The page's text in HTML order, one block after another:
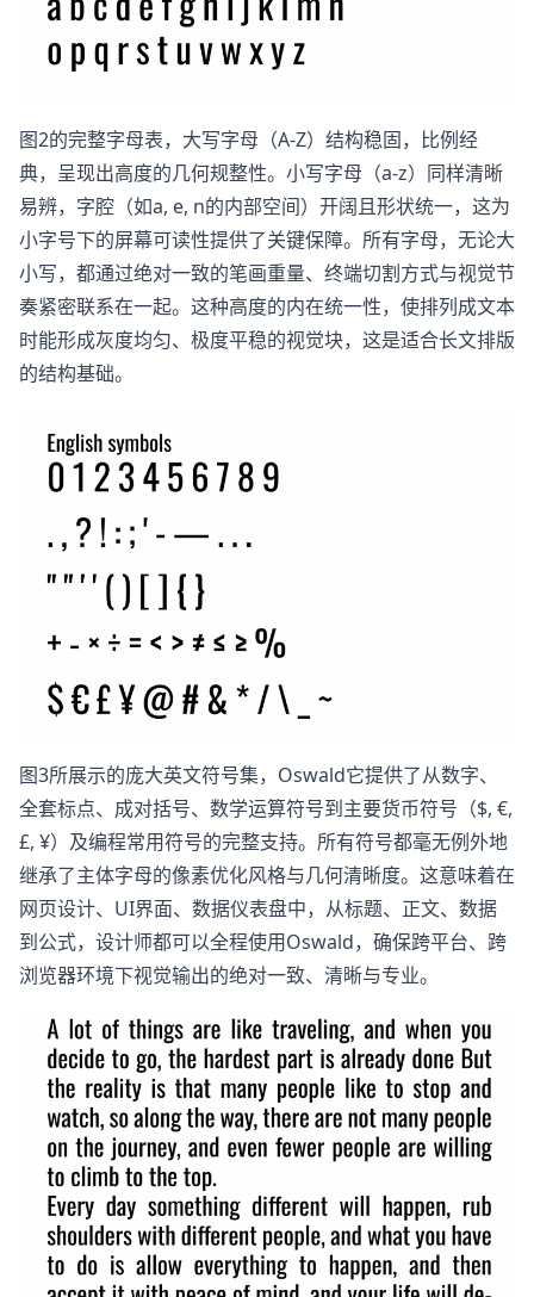
图2的完整字母表，大写字母（A-Z）结构稳固，比例经
典，呈现出高度的几何规整性。小写字母（a-z）同样清晰
易辨，字腔（如a, e, n的内部空间）开阔且形状统一，这为
小字号下的屏幕可读性提供了关键保障。所有字母，无论大
小写，都通过绝对一致的笔画重量、终端切割方式与视觉节
奏紧密联系在一起。这种高度的内在统一性，使排列成文本
时能形成灰度均匀、极度平稳的视觉块，这是适合长文排版
的结构基础。
图3所展示的庞大英文符号集，Oswald它提供了从数字、
全套标点、成对括号、数学运算符号到主要货币符号（$, €,
£, ¥）及编程常用符号的完整支持。所有符号都毫无例外地
继承了主体字母的像素优化风格与几何清晰度。这意味着在
网页设计、UI界面、数据仪表盘中，从标题、正文、数据
到公式，设计师都可以全程使用Oswald，确保跨平台、跨
浏览器环境下视觉输出的绝对一致、清晰与专业。